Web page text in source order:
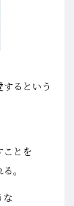
るという
ことを
。
な